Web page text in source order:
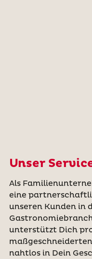
Unser
Als
eine
unseren Kunden in
unterstützt Dich
nahtlos in Dein